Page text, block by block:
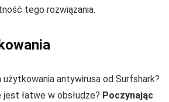
tego rozwiązania.
antywirusa od Surfshark?
łatwe w obsłudze? Poczynając